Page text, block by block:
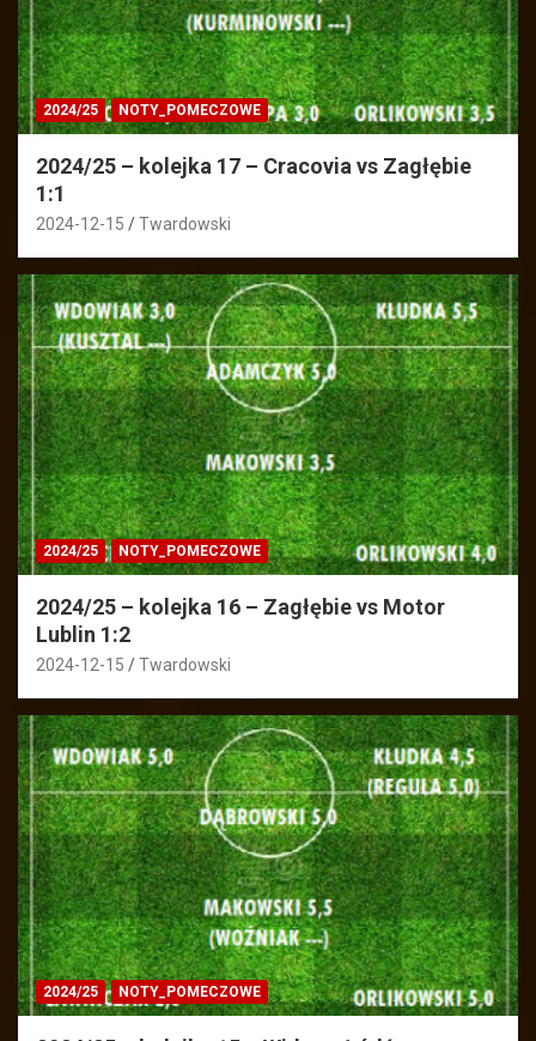
2024/25 NOTY_POMECZOWE
2024/25 – kolejka 17 – Cracovia vs Zagłębie
1:1
2024-12-15 Twardowski
2024/25 NOTY_POMECZOWE
2024/25 – kolejka 16 – Zagłębie vs Motor
Lublin 1:2
2024-12-15 Twardowski
2024/25 NOTY_POMECZOWE